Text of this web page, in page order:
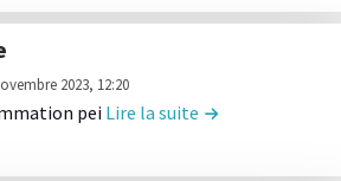
2023, 12:20
pei Lire la suite de la